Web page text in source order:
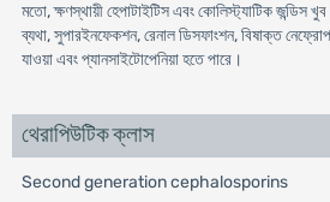
মতো, ক্ষণস্থায়ী হেপাটাইটিস এবং কোলিস্ট্যাটিক জন্ডিস
ব্যথা, সুপারইনফেকশন, রেনাল ডিসফাংশন, বিষাক্ত
যাওয়া এবং প্যানসাইটোপেনিয়া হতে পারে।
থেরাপিউটিক ক্লাস
Second generation cephalosporins